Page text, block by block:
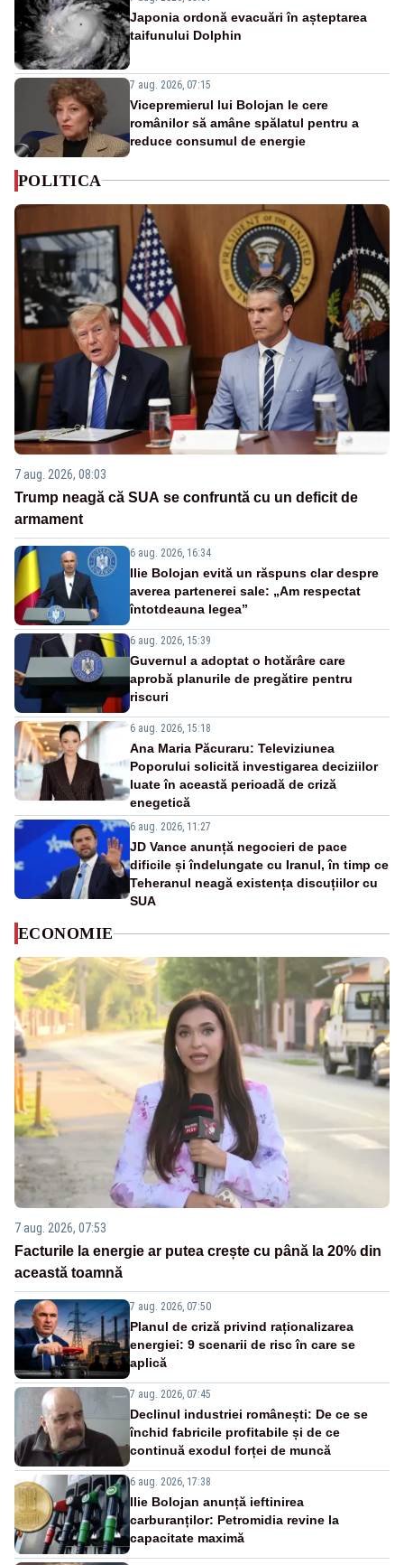
Japonia ordonă evacuări în așteptarea
taifunului Dolphin
7 aug. 2026, 07:15
Vicepremierul lui Bolojan le cere
românilor să amâne spălatul pentru a
reduce consumul de energie
POLITICA
7 aug. 2026, 08:03
Trump neagă că SUA se confruntă cu un deficit de
armament
6 aug. 2026, 16:34
Ilie Bolojan evită un răspuns clar despre
averea partenerei sale: „Am respectat
întotdeauna legea”
6 aug. 2026, 15:39
Guvernul a adoptat o hotărâre care
aprobă planurile de pregătire pentru
riscuri
6 aug. 2026, 15:18
Ana Maria Păcuraru: Televiziunea
Poporului solicită investigarea deciziilor
luate în această perioadă de criză
enegetică
6 aug. 2026, 11:27
JD Vance anunță negocieri de pace
dificile și îndelungate cu Iranul, în timp ce
Teheranul neagă existența discuțiilor cu
SUA
ECONOMIE
7 aug. 2026, 07:53
Facturile la energie ar putea crește cu până la 20% din
această toamnă
7 aug. 2026, 07:50
Planul de criză privind raționalizarea
energiei: 9 scenarii de risc în care se
aplică
7 aug. 2026, 07:45
Declinul industriei românești: De ce se
închid fabricile profitabile și de ce
continuă exodul forței de muncă
6 aug. 2026, 17:38
Ilie Bolojan anunță ieftinirea
carburanților: Petromidia revine la
capacitate maximă